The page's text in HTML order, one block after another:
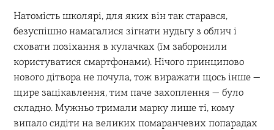
Натомість школярі, для яких він так старався,
безуспішно намагалися зігнати нудьгу з облич і
сховати позіхання в кулачках (їм заборонили
користуватися смартфонами). Нічого принципово
нового дітвора не почула, тож виражати щось інше —
щире зацікавлення, тим паче захоплення — було
складно. Мужньо тримали марку лише ті, кому
випало сидіти на великих помаранчевих попарадах